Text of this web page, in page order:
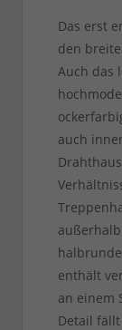
Das erst
den
Auch das
auch
enthält
an einem
Detail